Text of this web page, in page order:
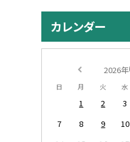
カレンダー
2026年
日 月 火 水
1 2 3
7
8 9 10